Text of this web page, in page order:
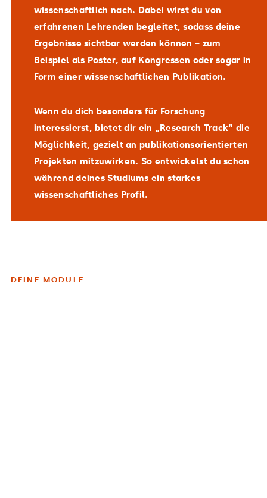
wissenschaftlich nach. Dabei wirst du von
erfahrenen Lehrenden begleitet, sodass deine
Ergebnisse sichtbar werden können – zum
Beispiel als Poster, auf Kongressen oder sogar in
Form einer wissenschaftlichen Publikation.
Wenn du dich besonders für Forschung
interessierst, bietet dir ein „Research Track“ die
Möglichkeit, gezielt an publikationsorientierten
Projekten mitzuwirken. So entwickelst du schon
während deines Studiums ein starkes
wissenschaftliches Profil.
DEINE MODULE